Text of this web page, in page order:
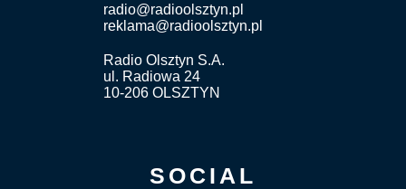
radio@radioolsztyn.pl
reklama@radioolsztyn.pl
Radio Olsztyn S.A.
ul. Radiowa 24
10-206 OLSZTYN
SOCIAL